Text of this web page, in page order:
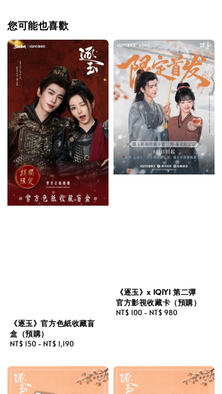
您可能也喜歡
《逐玉》官方色紙收藏盲
盒（預購）
Regular
NT$ 150 - NT$ 1,190
《逐玉》x IQIYI 第二彈
官方影視收藏卡（預購）
Regular
NT$ 100 - NT$ 980